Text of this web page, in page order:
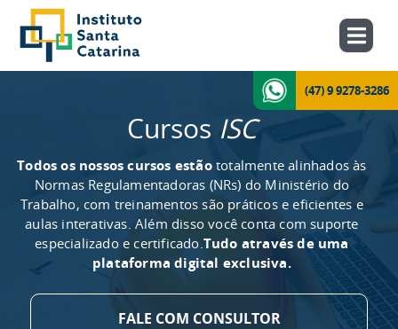
(47) 9 9278-3286
Cursos ISC
Todos os nossos cursos estãototalmente alinhados às
Normas Regulamentadoras (NRs) do Ministério do
Trabalho, com treinamentos são práticos e eficientes e
aulas interativas. Além disso você conta com suporte
especializado e certificado.Tudo através de uma
plataforma digital exclusiva.
FALE COM CONSULTOR